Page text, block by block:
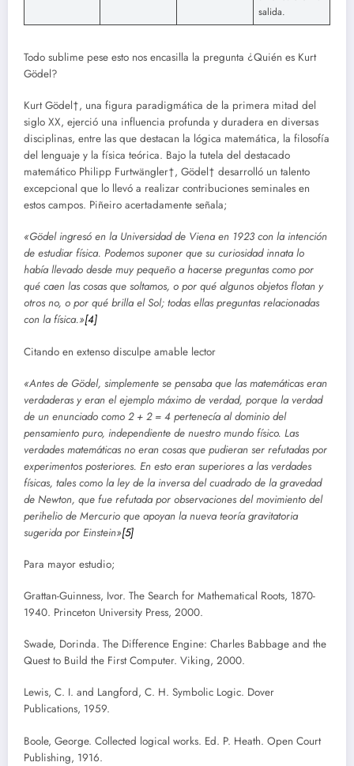
salida.
Todo sublime pese esto nos encasilla la pregunta ¿Quién es Kurt
Gödel?
Kurt Gödel†, una figura paradigmática de la primera mitad del
siglo XX, ejerció una influencia profunda y duradera en diversas
disciplinas, entre las que destacan la lógica matemática, la filosofía
del lenguaje y la física teórica. Bajo la tutela del destacado
matemático Philipp Furtwängler†, Gödel† desarrolló un talento
excepcional que lo llevó a realizar contribuciones seminales en
estos campos. Piñeiro acertadamente señala;
«Gödel ingresó en la Universidad de Viena en 1923 con la intención
de estudiar física. Podemos suponer que su curiosidad innata lo
había llevado desde muy pequeño a hacerse preguntas como por
qué caen las cosas que soltamos, o por qué algunos objetos flotan y
otros no, o por qué brilla el Sol; todas ellas preguntas relacionadas
con la física.»[4]
Citando en extenso disculpe amable lector
«Antes de Gödel, simplemente se pensaba que las matemáticas eran
verdaderas y eran el ejemplo máximo de verdad, porque la verdad
de un enunciado como 2 + 2 = 4 pertenecía al dominio del
pensamiento puro, independiente de nuestro mundo físico. Las
verdades matemáticas no eran cosas que pudieran ser refutadas por
experimentos posteriores. En esto eran superiores a las verdades
físicas, tales como la ley de la inversa del cuadrado de la gravedad
de Newton, que fue refutada por observaciones del movimiento del
perihelio de Mercurio que apoyan la nueva teoría gravitatoria
sugerida por Einstein»[5]
Para mayor estudio;
Grattan-Guinness, Ivor. The Search for Mathematical Roots, 1870-
1940. Princeton University Press, 2000.
Swade, Dorinda. The Difference Engine: Charles Babbage and the
Quest to Build the First Computer. Viking, 2000.
Lewis, C. I. and Langford, C. H. Symbolic Logic. Dover
Publications, 1959.
Boole, George. Collected logical works. Ed. P. Heath. Open Court
Publishing, 1916.